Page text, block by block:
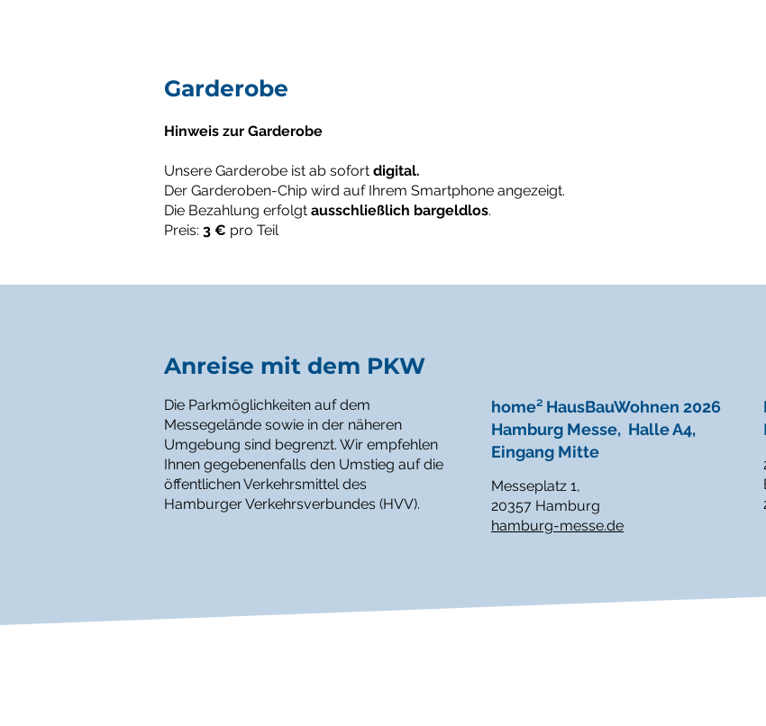
Garderobe
Hinweis zur Garderobe
Unsere Garderobe ist ab sofort digital.
Der Garderoben-Chip wird auf Ihrem Smartphone angezeigt.
Die Bezahlung erfolgt ausschließlich bargeldlos.
Preis: 3 € pro Teil
Anreise mit dem PKW
Die Parkmöglichkeiten auf dem
Messegelände sowie in der näheren
Umgebung sind begrenzt. Wir empfehlen
Ihnen gegebenenfalls den Umstieg auf die
öffentlichen Verkehrsmittel des
Hamburger Verkehrsverbundes (HVV).
home² HausBauWohnen 2026
Hamburg Messe, Halle A4,
Eingang Mitte
Messeplatz 1,
20357 Hamburg
hamburg-messe.de